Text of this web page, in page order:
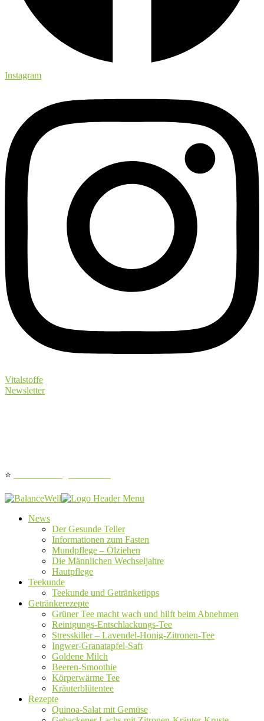
Instagram
Vitalstoffe
Newsletter
⭐
News
Der Gesunde Teller
Informationen zum Fasten
Mundpflege – Ölziehen
Die Männlichen Wechseljahre
Hautpflege
Teekunde
Teekunde und Getränketipps
Getränkerezepte
Grüner Tee macht wach und hilft beim Abnehmen
Reinigungs-Entschlackungs-Tee
Stresskiller – Lavendel-Honig-Zitronen-Tee
Ingwer-Granatapfel-Saft
Goldene Milch
Beeren-Smoothie
Körperwärme Tee
Kräuterblütentee
Rezepte
Quinoa-Salat mit Gemüse